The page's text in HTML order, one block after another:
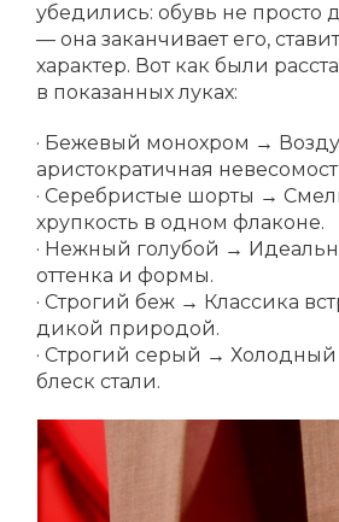
убедились: обувь не просто
— она заканчивает его,
характер. Вот как были
в показанных луках:
· Бежевый монохром →
аристократичная
· Серебристые шорты →
хрупкость в одном флаконе.
· Нежный голубой →
оттенка и формы.
· Строгий беж → Классика
дикой природой.
· Строгий серый → Холодный
блеск стали.